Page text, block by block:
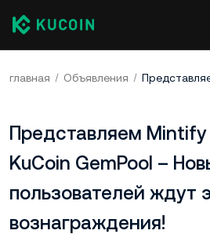
главная Объявления
Представляем Mintify
KuCoin GemPool –
пользователей ждут
вознаграждения!